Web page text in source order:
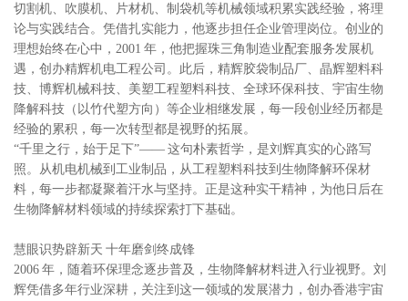
切割机、吹膜机、片材机、制袋机等机械领域积累实践经验，将理
论与实践结合。凭借扎实能力，他逐步担任企业管理岗位。创业的
理想始终在心中，2001 年，他把握珠三角制造业配套服务发展机
遇，创办精辉机电工程公司。此后，精辉胶袋制品厂、晶辉塑料科
技、博辉机械科技、美塑工程塑料科技、全球环保科技、宇宙生物
降解科技（以竹代塑方向）等企业相继发展，每一段创业经历都是
经验的累积，每一次转型都是视野的拓展。
“千里之行，始于足下”—— 这句朴素哲学，是刘辉真实的心路写
照。从机电机械到工业制品，从工程塑料科技到生物降解环保材
料，每一步都凝聚着汗水与坚持。正是这种实干精神，为他日后在
生物降解材料领域的持续探索打下基础。
慧眼识势辟新天 十年磨剑终成锋
2006 年，随着环保理念逐步普及，生物降解材料进入行业视野。刘
辉凭借多年行业深耕，关注到这一领域的发展潜力，创办香港宇宙